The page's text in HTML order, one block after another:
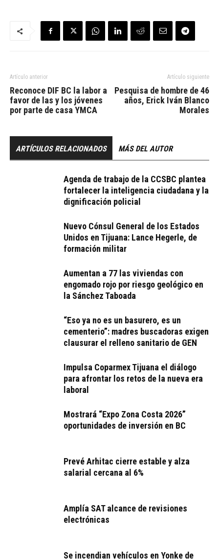
Artículo anterior
Reconoce DIF BC la labor a
favor de las y los jóvenes
por parte de casa YMCA
Artículo siguiente
Pesquisa de hombre de 46
años, Erick Iván Blanco
Morales
ARTÍCULOS RELACIONADOS MÁS DEL AUTOR
Agenda de trabajo de la CCSBC plantea
fortalecer la inteligencia ciudadana y la
dignificación policial
Nuevo Cónsul General de los Estados
Unidos en Tijuana: Lance Hegerle, de
formación militar
Aumentan a 77 las viviendas con
engomado rojo por riesgo geológico en
la Sánchez Taboada
“Eso ya no es un basurero, es un
cementerio”: madres buscadoras exigen
clausurar el relleno sanitario de GEN
Impulsa Coparmex Tijuana el diálogo
para afrontar los retos de la nueva era
laboral
Mostrará “Expo Zona Costa 2026”
oportunidades de inversión en BC
Prevé Arhitac cierre estable y alza
salarial cercana al 6%
Amplía SAT alcance de revisiones
electrónicas
Se incendian vehículos en Yonke de